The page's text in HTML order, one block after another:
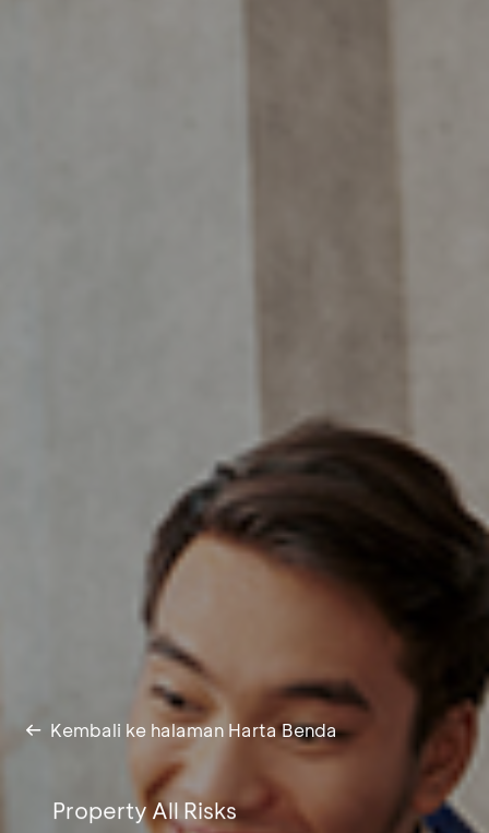
Kembali ke halaman Harta Benda
Property All Risks